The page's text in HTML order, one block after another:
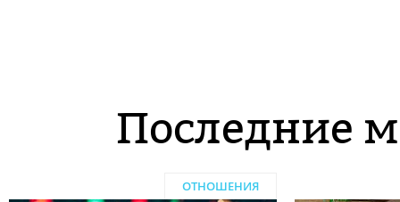
Последние
ОТНОШЕНИЯ